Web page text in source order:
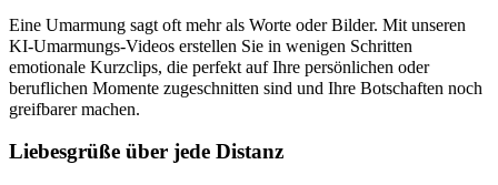
Eine Umarmung sagt oft mehr als Worte oder Bilder. Mit unseren
KI-Umarmungs-Videos erstellen Sie in wenigen Schritten
emotionale Kurzclips, die perfekt auf Ihre persönlichen oder
beruflichen Momente zugeschnitten sind und Ihre Botschaften noch
greifbarer machen.
Liebesgrüße über jede Distanz